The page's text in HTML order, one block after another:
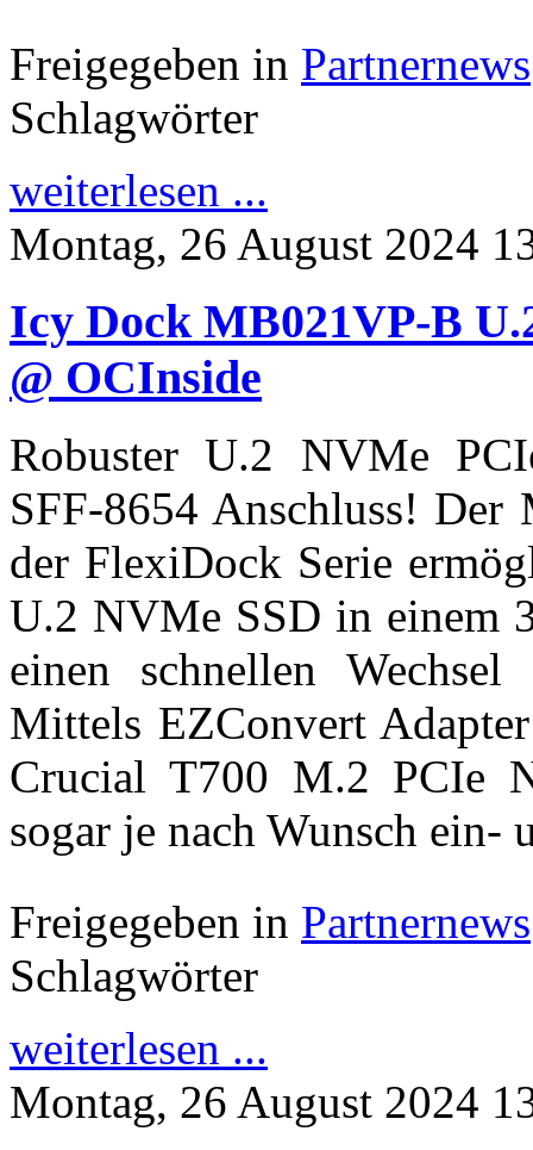
Freigegeben in Partnernews
Schlagwörter
weiterlesen ...
Montag, 26 August 2024
Icy Dock MB021VP-B
@ OCInside
Robuster U.2 NVMe
SFF-8654 Anschluss! Der
der FlexiDock Serie
U.2 NVMe SSD in einem
einen schnellen
Mittels EZConvert
Crucial T700 M.2 PCIe
sogar je nach Wunsch ein-
Freigegeben in Partnernews
Schlagwörter
weiterlesen ...
Montag, 26 August 2024